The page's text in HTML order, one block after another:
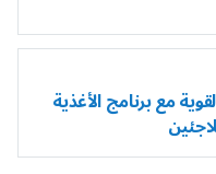
مع برنامج الأغذية